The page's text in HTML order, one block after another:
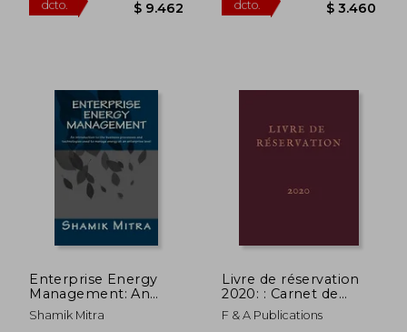
Enterprise Energy
Management: An
introduction to the
business processes
Shamik Mitra
Livre de réservation
2020: : Carnet de
réservation pour
restaurant 2020, sans
F & A Publications